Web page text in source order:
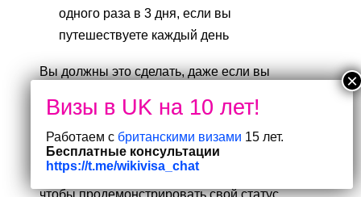
одного раза в 3 дня, если вы
путешествуете каждый день
Вы должны это сделать, даже если вы
СВИДЕТЕЛЬСТВО
Вы должны использовать официальное
удостоверение личности с фотографией,
Работаем с британскими визами 15 лет.
Бесплатные консультации
https://t.me/wikivisa_chat